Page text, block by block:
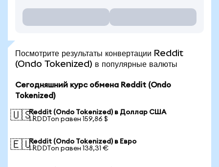
Посмотрите результаты конвертации Reddit
(Ondo Tokenized) в популярные валюты
Сегодняшний курс обмена Reddit (Ondo
Tokenized)
🇺🇸Reddit (Ondo Tokenized) в Доллар США
1 RDDTon равен 159,86 $
🇪🇺Reddit (Ondo Tokenized) в Евро
1 RDDTon равен 138,31 €